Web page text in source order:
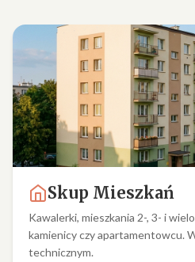
Skup Mieszkań
Kawalerki, mieszkania 2-, 3- i
kamienicy czy apartamentowcu.
technicznym.